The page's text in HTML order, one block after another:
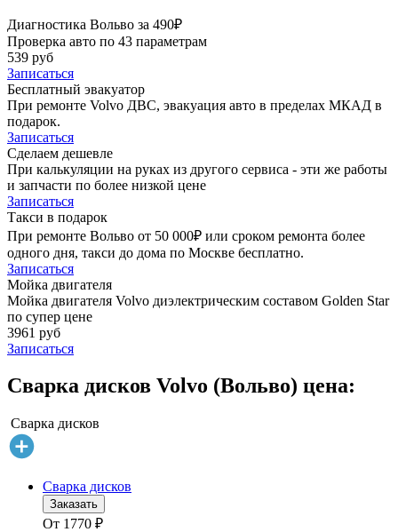
Диагностика Вольво за 490₽
Проверка авто по 43 параметрам
539 руб
Записаться
Бесплатный эвакуатор
При ремонте Volvo ДВС, эвакуация авто в пределах МКАД в
подарок.
Записаться
Сделаем дешевле
При калькуляции на руках из другого сервиса - эти же работы
и запчасти по более низкой цене
Записаться
Такси в подарок
При ремонте Вольво от 50 000₽ или сроком ремонта более
одного дня, такси до дома по Москве бесплатно.
Записаться
Мойка двигателя
Мойка двигателя Volvo диэлектрическим составом Golden Star
по супер цене
3961 руб
Записаться
Сварка дисков Volvo (Вольво) цена:
Сварка дисков
Сварка дисков
Заказать
От 1770 ₽